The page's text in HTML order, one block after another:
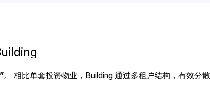
。 相比单套投资物业，Building 通过多租户结构，有效分